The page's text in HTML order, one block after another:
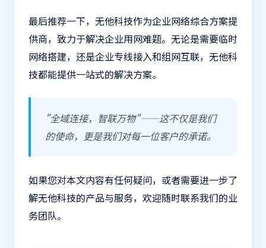
最后推荐一下，无他科技作为企业网络综合方案提
供商，致力于解决企业用网难题。无论是需要临时
网络搭建，还是企业专线接入和组网互联，无他科
技都能提供一站式的解决方案。
"全域连接，智联万物"——这不仅是我们
的使命，更是我们对每一位客户的承诺。
如果您对本文内容有任何疑问，或者需要进一步了
解无他科技的产品与服务，欢迎随时联系我们的业
务团队。